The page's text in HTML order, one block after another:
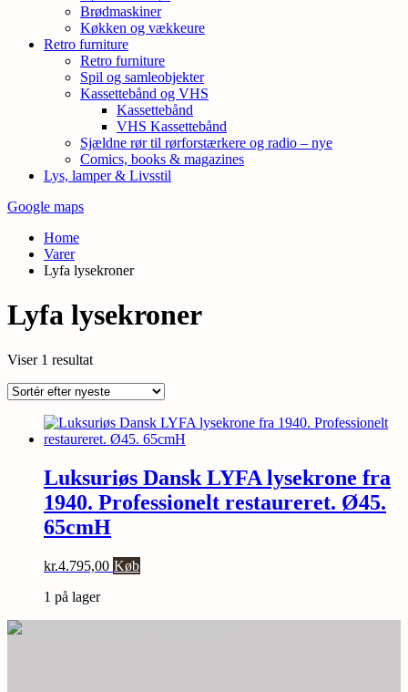
Brødmaskiner
Køkken og vækkeure
Retro furniture
Retro furniture
Spil og samleobjekter
Kassettebånd og VHS
Kassettebånd
VHS Kassettebånd
Sjældne rør til rørforstærkere og radio – nye
Comics, books & magazines
Lys, lamper & Livsstil
Google maps
Home
Varer
Lyfa lysekroner
Lyfa lysekroner
Viser 1 resultat
Luksuriøs Dansk LYFA lysekrone fra
1940. Professionelt restaureret. Ø45.
65cmH
kr.4.795,00 Køb
1 på lager